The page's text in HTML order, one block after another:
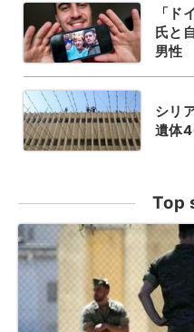
「ド
氏と
男性
シリ
遺体
Top